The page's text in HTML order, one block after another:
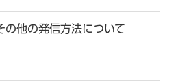
の他の発信方法について